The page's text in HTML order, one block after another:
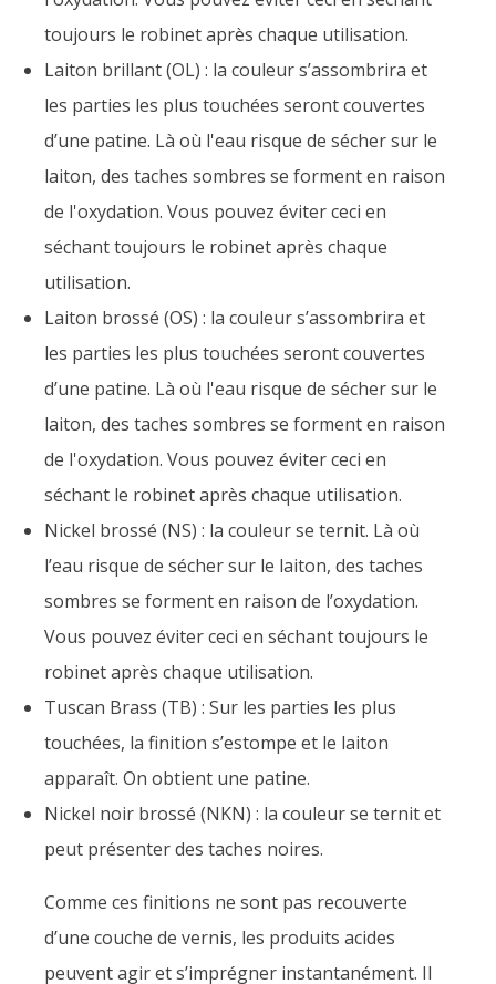
toujours le robinet après chaque utilisation.
Laiton brillant (OL) : la couleur s’assombrira et
les parties les plus touchées seront couvertes
d’une patine. Là où l'eau risque de sécher sur le
laiton, des taches sombres se forment en raison
de l'oxydation. Vous pouvez éviter ceci en
séchant toujours le robinet après chaque
utilisation.
Laiton brossé (OS) : la couleur s’assombrira et
les parties les plus touchées seront couvertes
d’une patine. Là où l'eau risque de sécher sur le
laiton, des taches sombres se forment en raison
de l'oxydation. Vous pouvez éviter ceci en
séchant le robinet après chaque utilisation.
Nickel brossé (NS) : la couleur se ternit. Là où
l’eau risque de sécher sur le laiton, des taches
sombres se forment en raison de l’oxydation.
Vous pouvez éviter ceci en séchant toujours le
robinet après chaque utilisation.
Tuscan Brass (TB) : Sur les parties les plus
touchées, la finition s’estompe et le laiton
apparaît. On obtient une patine.
Nickel noir brossé (NKN) : la couleur se ternit et
peut présenter des taches noires.
Comme ces finitions ne sont pas recouverte
d’une couche de vernis, les produits acides
peuvent agir et s’imprégner instantanément. Il